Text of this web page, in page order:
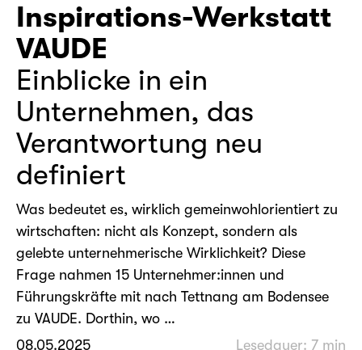
Inspirations-Werkstatt
VAUDE
Einblicke in ein
Unternehmen, das
Verantwortung neu
definiert
Was bedeutet es, wirklich gemeinwohlorientiert zu
wirtschaften: nicht als Konzept, sondern als
gelebte unternehmerische Wirklichkeit? Diese
Frage nahmen 15 Unternehmer:innen und
Führungskräfte mit nach Tettnang am Bodensee
zu VAUDE. Dorthin, wo …
08.05.2025
Lesedauer: 7 min